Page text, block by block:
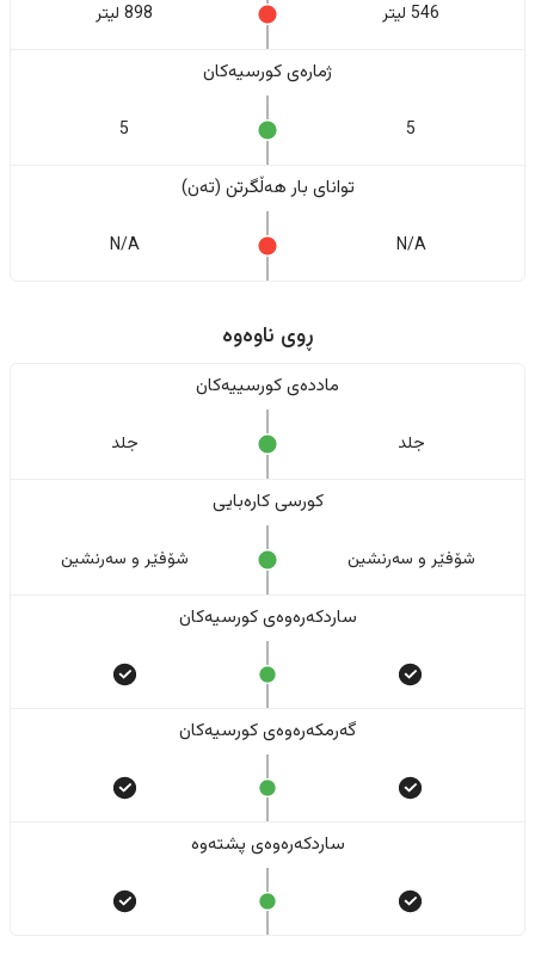
546 لیتر 898 لیتر
ژمارەی کورسیەکان
5
5
تواناى بار هەڵگرتن (تەن)
N/A
N/A
ڕوی ناوەوە
ماددەی کورسییەکان
جلد جلد
کورسی کارەبایی
شۆفێر و سەرنشین شۆفێر و سەرنشین
ساردکەرەوەی کورسیەکان
گەرمکەرەوەی کورسیەکان
ساردکەرەوەی پشتەوە